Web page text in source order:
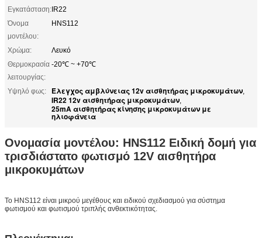
Εγκατάσταση:IR22
Όνομα
μοντέλου:
HNS112
Χρώμα:
Λευκό
Θερμοκρασία
λειτουργίας:
-20℃ ~ +70℃
Υψηλό φως: Έλεγχος αμβλύνειας 12v αισθητήρας μικροκυμάτων,
IR22 12v αισθητήρας μικροκυμάτων,
25mA αισθητήρας κίνησης μικροκυμάτων με
ηλιοφάνεια
Ονομασία μοντέλου: HNS112 Ειδική δομή για
τρισδιάστατο φωτισμό 12V αισθητήρα
μικροκυμάτων
Το HNS112 είναι μικρού μεγέθους και ειδικού σχεδιασμού για σύστημα
φωτισμού και φωτισμού τριπλής ανθεκτικότητας.